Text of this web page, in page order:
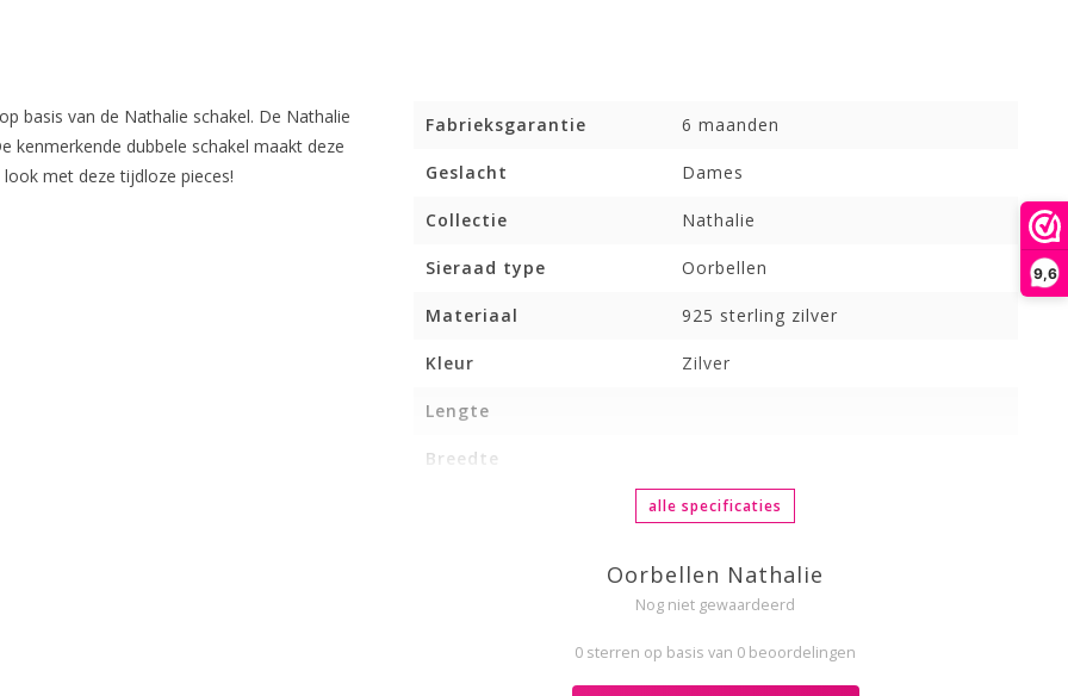
9,6
basis van de Nathalie schakel. De Nathalie
kenmerkende dubbele schakel maakt deze
met deze tijdloze pieces!
Fabrieksgarantie 6 maanden
Geslacht Dames
Collectie Nathalie
Sieraad type Oorbellen
Materiaal 925 sterling zilver
Kleur Zilver
Lengte
Breedte
alle specificaties
Oorbellen Nathalie
Nog niet gewaardeerd
0 sterren op basis van 0 beoordelingen